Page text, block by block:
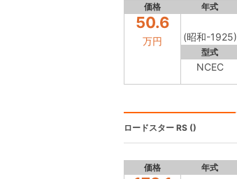
価格 年式
50.6
万円 (昭和-1925)
型式
NCEC
ロードスター RS ()
価格 年式